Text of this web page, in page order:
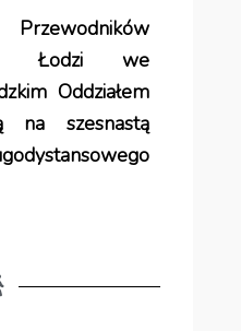
Przewodników
Łodzi we
Oddziałem
na szesnastą